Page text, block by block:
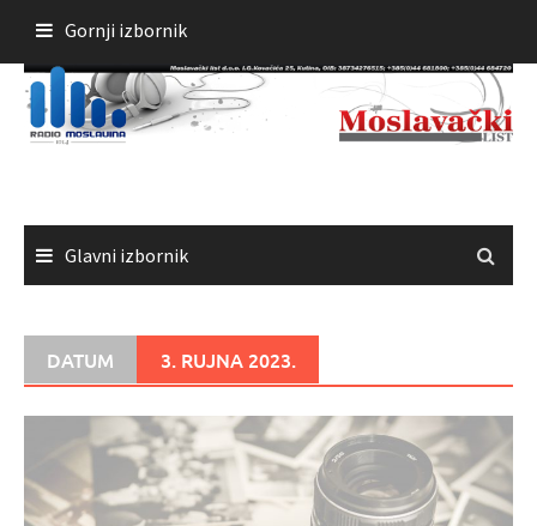
sadržaja
Gornji izbornik
Glavni izbornik
DATUM 3. RUJNA 2023.